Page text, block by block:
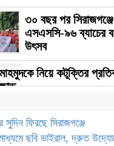
৩০ বছর পর সিরাজগঞ্জে
এসএসসি-৯৬ ব্যাচের
উৎসব
নিয়ে কটূক্তির
বিনামূল্যে
সুদিন ফিরছে সিরাজগঞ্জে
ছবি ভাইরাল, দ্রুত